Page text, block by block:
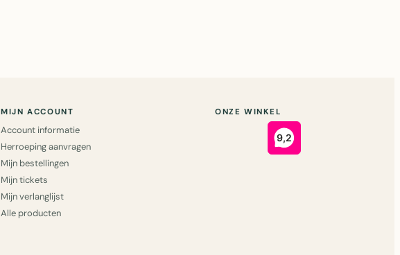
MIJN ACCOUNT
Account informatie
Herroeping aanvragen
Mijn bestellingen
Mijn tickets
Mijn verlanglijst
Alle producten
ONZE WINKEL